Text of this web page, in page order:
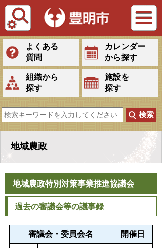
Tiếng Việt
よくある
質問
カレンダー
から探す
組織から
探す
施設を
探す
地域農政
地域農政特別対策事業推進協議会
過去の審議会等の議事録
審議会・委員会名 開催日